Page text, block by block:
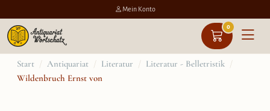
Mein Konto
0
Zum
Inhalt
Start / Antiquariat / Literatur / Literatur - Belletristik /
Wildenbruch Ernst von